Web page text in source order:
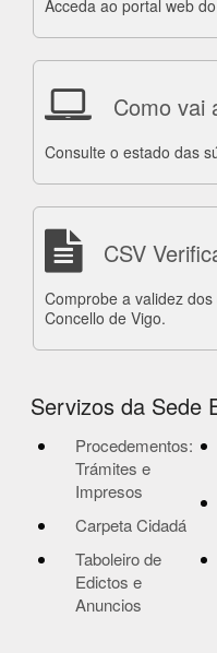
Acceda ao portal web
Como vai
Consulte o estado das
CSV
Comprobe a validez
Concello de Vigo.
Servizos da Sede
Procedementos:
Trámites e
Impresos
Carpeta Cidadá
Taboleiro de
Edictos e
Anuncios